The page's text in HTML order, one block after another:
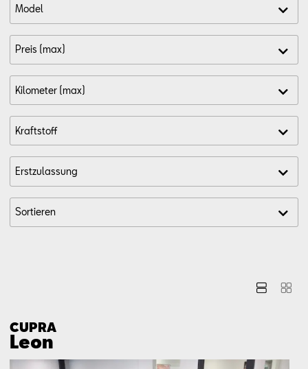
Aktionen
CUPRA
Leon